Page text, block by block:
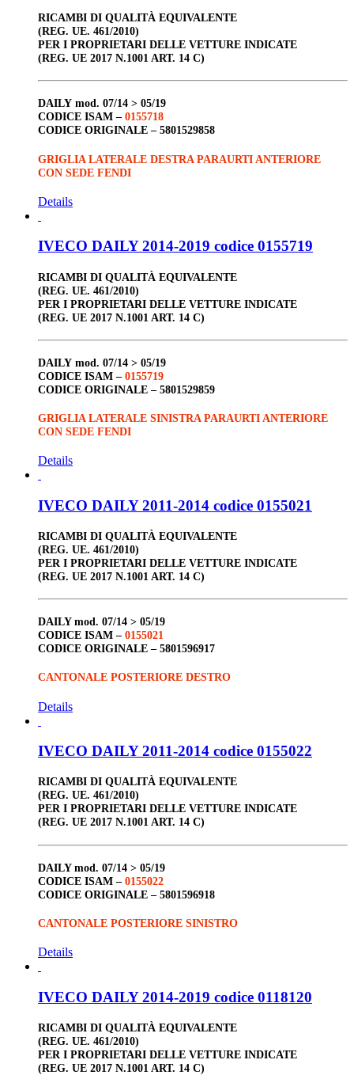
RICAMBI DI QUALITÀ EQUIVALENTE
(REG. UE. 461/2010)
PER I PROPRIETARI DELLE VETTURE INDICATE
(REG. UE 2017 N.1001 ART. 14 C)
DAILY mod. 07/14 > 05/19
CODICE ISAM – 0155718
CODICE ORIGINALE – 5801529858
GRIGLIA LATERALE DESTRA PARAURTI ANTERIORE
CON SEDE FENDI
Details
IVECO DAILY 2014-2019 codice 0155719
RICAMBI DI QUALITÀ EQUIVALENTE
(REG. UE. 461/2010)
PER I PROPRIETARI DELLE VETTURE INDICATE
(REG. UE 2017 N.1001 ART. 14 C)
DAILY mod. 07/14 > 05/19
CODICE ISAM – 0155719
CODICE ORIGINALE – 5801529859
GRIGLIA LATERALE SINISTRA PARAURTI ANTERIORE
CON SEDE FENDI
Details
IVECO DAILY 2011-2014 codice 0155021
RICAMBI DI QUALITÀ EQUIVALENTE
(REG. UE. 461/2010)
PER I PROPRIETARI DELLE VETTURE INDICATE
(REG. UE 2017 N.1001 ART. 14 C)
DAILYmod. 07/14 > 05/19
CODICE ISAM – 0155021
CODICE ORIGINALE – 5801596917
CANTONALE POSTERIORE DESTRO
Details
IVECO DAILY 2011-2014 codice 0155022
RICAMBI DI QUALITÀ EQUIVALENTE
(REG. UE. 461/2010)
PER I PROPRIETARI DELLE VETTURE INDICATE
(REG. UE 2017 N.1001 ART. 14 C)
DAILYmod. 07/14 > 05/19
CODICE ISAM – 0155022
CODICE ORIGINALE – 5801596918
CANTONALE POSTERIORE SINISTRO
Details
IVECO DAILY 2014-2019 codice 0118120
RICAMBI DI QUALITÀ EQUIVALENTE
(REG. UE. 461/2010)
PER I PROPRIETARI DELLE VETTURE INDICATE
(REG. UE 2017 N.1001 ART. 14 C)